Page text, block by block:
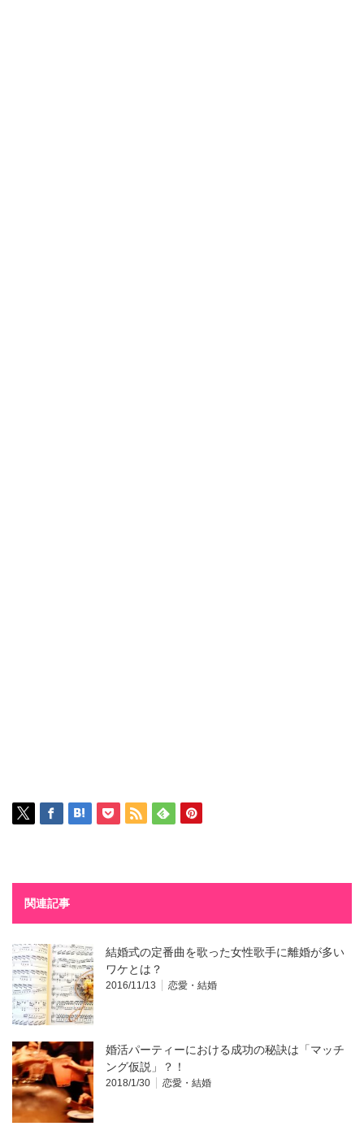
関連記事
結婚式の定番曲を歌った女性歌手に離婚が多い
ワケとは？
2016/11/13 恋愛・結婚
婚活パーティーにおける成功の秘訣は「マッチ
ング仮説」？！
2018/1/30 恋愛・結婚